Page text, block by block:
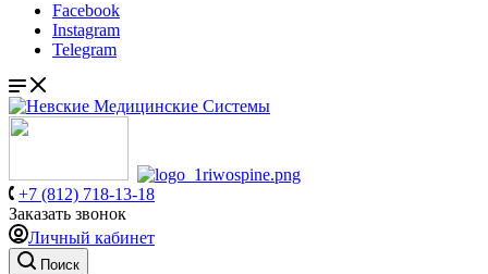
Facebook
Instagram
Telegram
+7 (812) 718-13-18
Заказать звонок
Личный кабинет
Поиск